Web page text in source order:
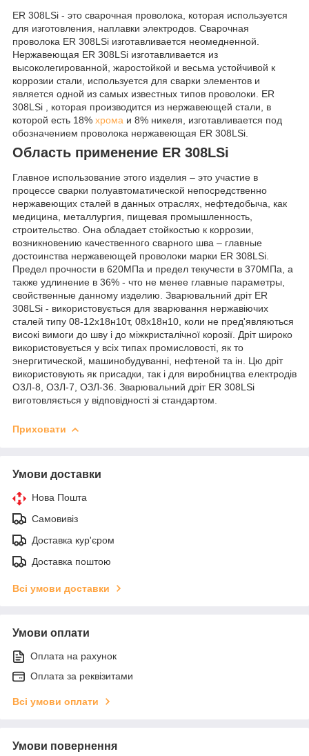
ER 308LSi - это сварочная проволока, которая используется
для изготовления, наплавки электродов. Сварочная
проволока ER 308LSi изготавливается неомедненной.
Нержавеющая ER 308LSi изготавливается из
высоколегированной, жаростойкой и весьма устойчивой к
коррозии стали, используется для сварки элементов и
является одной из самых известных типов проволоки. ER
308LSi , которая производится из нержавеющей стали, в
которой есть 18% хрома и 8% никеля, изготавливается под
обозначением проволока нержавеющая ER 308LSi.
Область применение ER 308LSi
Главное использование этого изделия – это участие в
процессе сварки полуавтоматической непосредственно
нержавеющих сталей в данных отраслях, нефтедобыча, как
медицина, металлургия, пищевая промышленность,
строительство. Она обладает стойкостью к коррозии,
возникновению качественного сварного шва – главные
достоинства нержавеющей проволоки марки ER 308LSi.
Предел прочности в 620МПа и предел текучести в 370МПа, а
также удлинение в 36% - что не менее главные параметры,
свойственные данному изделию. Зварювальний дріт ER
308LSi - використовується для зварювання нержавіючих
сталей типу 08-12х18н10т, 08х18н10, коли не пред'являються
високі вимоги до шву і до міжкристалічної корозії. Дріт широко
використовується у всіх типах промисловості, як то
энергитической, машинобудуванні, нефтеной та ін. Цю дріт
використовують як присадки, так і для виробництва електродів
О3Л-8, О3Л-7, ОЗЛ-36. Зварювальний дріт ER 308LSi
виготовляється у відповідності зі стандартом.
Приховати
Умови доставки
Нова Пошта
Самовивіз
Доставка кур'єром
Доставка поштою
Всі умови доставки
Умови оплати
Оплата на рахунок
Оплата за реквізитами
Всі умови оплати
Умови повернення